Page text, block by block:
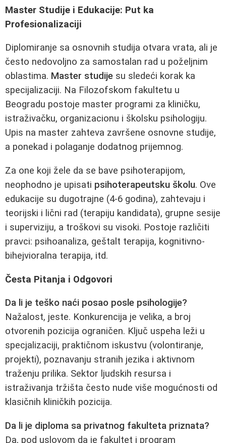
Master Studije i Edukacije: Put ka
Profesionalizaciji
Diplomiranje sa osnovnih studija otvara vrata, ali je
često nedovoljno za samostalan rad u poželjnim
oblastima. Master studije su sledeći korak ka
specijalizaciji. Na Filozofskom fakultetu u
Beogradu postoje master programi za kliničku,
istraživačku, organizacionu i školsku psihologiju.
Upis na master zahteva završene osnovne studije,
a ponekad i polaganje dodatnog prijemnog.
Za one koji žele da se bave psihoterapijom,
neophodno je upisati psihoterapeutsku školu. Ove
edukacije su dugotrajne (4-6 godina), zahtevaju i
teorijski i lični rad (terapiju kandidata), grupne sesije
i superviziju, a troškovi su visoki. Postoje različiti
pravci: psihoanaliza, geštalt terapija, kognitivno-
bihejvioralna terapija, itd.
Česta Pitanja i Odgovori
Da li je teško naći posao posle psihologije?
Nažalost, jeste. Konkurencija je velika, a broj
otvorenih pozicija ograničen. Ključ uspeha leži u
specjalizaciji, praktičnom iskustvu (volontiranje,
projekti), poznavanju stranih jezika i aktivnom
traženju prilika. Sektor ljudskih resursa i
istraživanja tržišta često nude više mogućnosti od
klasičnih kliničkih pozicija.
Da li je diploma sa privatnog fakulteta priznata?
Da, pod uslovom da je fakultet i program